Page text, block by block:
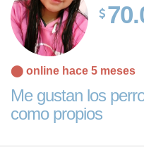
⬤ online hace 5 meses
Me gustan los
como propios